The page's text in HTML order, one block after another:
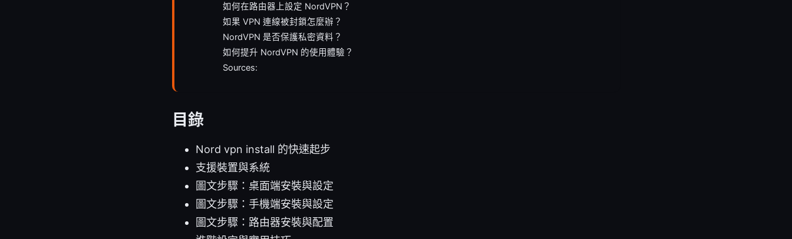
如何在路由器上設定 NordVPN？
如果 VPN 連線被封鎖怎麼辦？
NordVPN 是否保護私密資料？
如何提升 NordVPN 的使用體驗？
Sources:
目錄
Nord vpn install 的快速起步
支援裝置與系統
圖文步驟：桌面端安裝與設定
圖文步驟：手機端安裝與設定
圖文步驟：路由器安裝與配置